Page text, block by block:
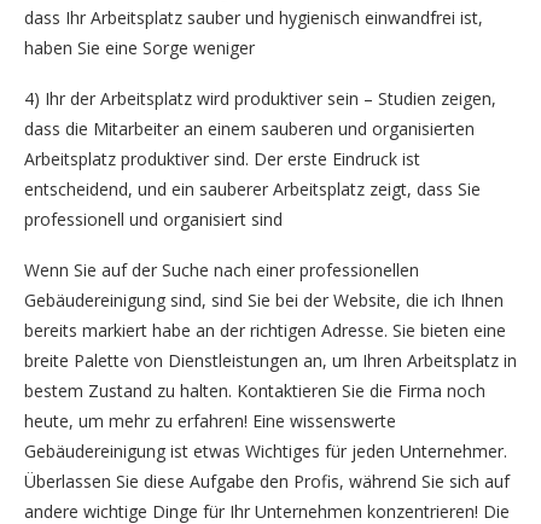
dass Ihr Arbeitsplatz sauber und hygienisch einwandfrei ist,
haben Sie eine Sorge weniger
4) Ihr der Arbeitsplatz wird produktiver sein – Studien zeigen,
dass die Mitarbeiter an einem sauberen und organisierten
Arbeitsplatz produktiver sind. Der erste Eindruck ist
entscheidend, und ein sauberer Arbeitsplatz zeigt, dass Sie
professionell und organisiert sind
Wenn Sie auf der Suche nach einer professionellen
Gebäudereinigung sind, sind Sie bei der Website, die ich Ihnen
bereits markiert habe an der richtigen Adresse. Sie bieten eine
breite Palette von Dienstleistungen an, um Ihren Arbeitsplatz in
bestem Zustand zu halten. Kontaktieren Sie die Firma noch
heute, um mehr zu erfahren! Eine wissenswerte
Gebäudereinigung ist etwas Wichtiges für jeden Unternehmer.
Überlassen Sie diese Aufgabe den Profis, während Sie sich auf
andere wichtige Dinge für Ihr Unternehmen konzentrieren! Die